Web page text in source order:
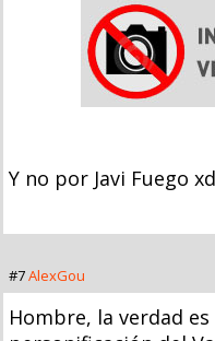
Y no por Javi Fuego xd
#7AlexGou
Hombre, la verdad